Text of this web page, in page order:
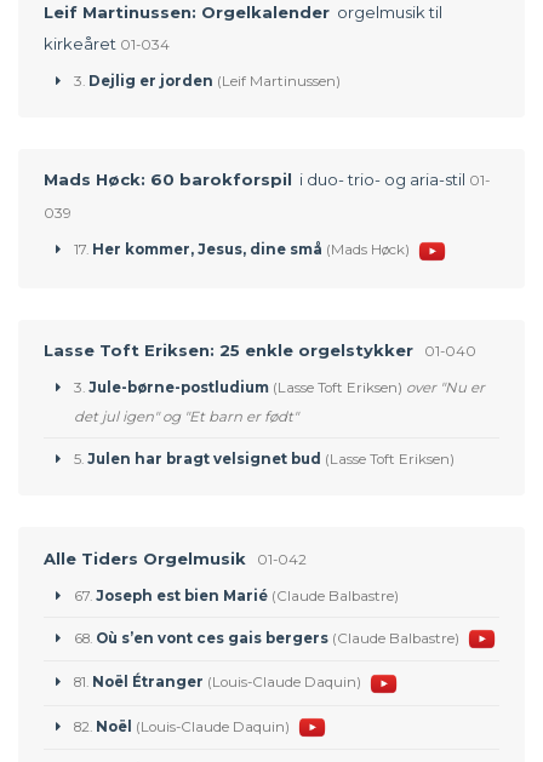
Leif Martinussen: Orgelkalenderorgelmusik til
kirkeåret 01-034
3. Dejlig er jorden (Leif Martinussen)
Mads Høck: 60 barokforspil i duo- trio- og aria-stil 01-
039
17. Her kommer, Jesus, dine små (Mads Høck)
Lasse Toft Eriksen: 25 enkle orgelstykker 01-040
3. Jule-børne-postludium(Lasse Toft Eriksen) over "Nu er
det jul igen" og "Et barn er født"
5. Julen har bragt velsignet bud (Lasse Toft Eriksen)
Alle Tiders Orgelmusik 01-042
67. Joseph est bien Marié(Claude Balbastre)
68. Où s’en vont ces gais bergers(Claude Balbastre)
81. Noël Étranger (Louis-Claude Daquin)
82. Noël (Louis-Claude Daquin)